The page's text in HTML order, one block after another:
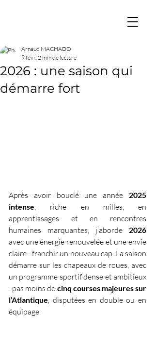
2026 : une saison qui
démarre fort
Arnaud MACHADO
9 févr. 2 min de lecture
Après avoir bouclé une année 2025
intense, riche en milles, en
apprentissages et en rencontres
humaines marquantes, j’aborde
avec une énergie renouvelée et une envie
claire : franchir un nouveau cap. La saison
démarre sur les chapeaux de roues, avec
un programme sportif dense et ambitieux
: pas moins de cinq courses majeures sur
l’Atlantique, disputées en double ou en
équipage.